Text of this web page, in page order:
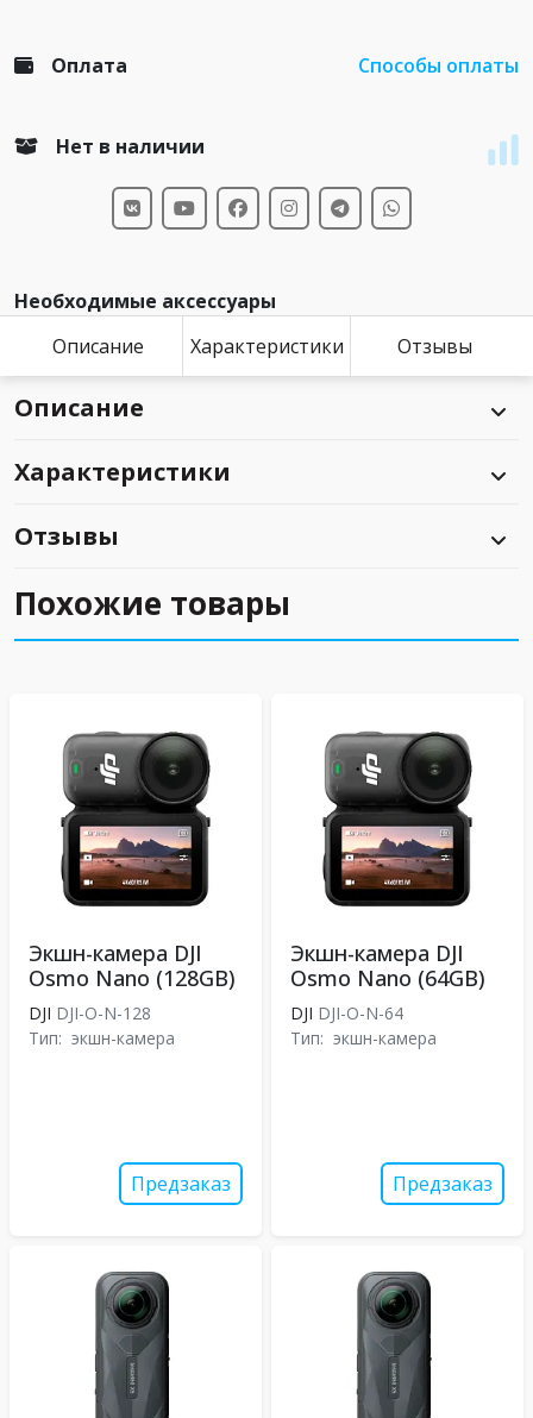
Оплата Способы оплаты
Нет в наличии
Необходимые аксессуары
Описание
Характеристики Отзывы
Описание
Характеристики
Отзывы
Похожие товары
Экшн-камера DJI
Osmo Nano (128GB)
DJI DJI-O-N-128
Тип: экшн-камера
Предзаказ
Экшн-камера DJI
Osmo Nano (64GB)
DJI DJI-O-N-64
Тип: экшн-камера
Предзаказ